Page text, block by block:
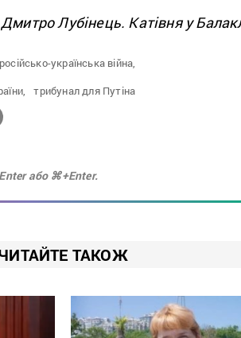
Лубінець. Катівня у
російсько-українська війна,
трибунал для Путіна
або ⌘+Enter.
ТАКОЖ